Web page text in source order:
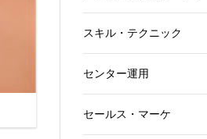
スキル・テクニック
センター運用
セールス・マーケ